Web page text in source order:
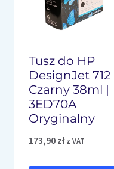
Tusz do HP
DesignJet 712
Czarny 38ml |
3ED70A
Oryginalny
173,90 zł z VAT